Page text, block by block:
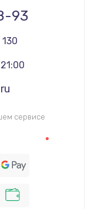
93
сервисе